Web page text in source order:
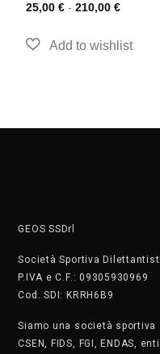
25,00€ - 210,00€
GEOS SSDrl
Società Sportiva
P.IVA e C.F.: 09305930969
Cod. SDI: KRRH6B9
Siamo una società sportiva
CSEN, FIDS, FGI, ENDAS,